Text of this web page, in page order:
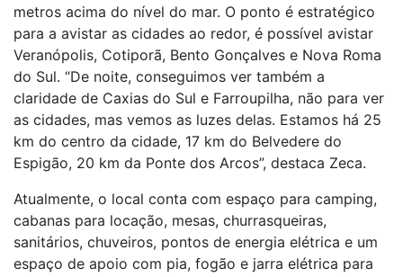
metros acima do nível do mar. O ponto é estratégico
para a avistar as cidades ao redor, é possível avistar
Veranópolis, Cotiporã, Bento Gonçalves e Nova Roma
do Sul. “De noite, conseguimos ver também a
claridade de Caxias do Sul e Farroupilha, não para ver
as cidades, mas vemos as luzes delas. Estamos há 25
km do centro da cidade, 17 km do Belvedere do
Espigão, 20 km da Ponte dos Arcos”, destaca Zeca.
Atualmente, o local conta com espaço para camping,
cabanas para locação, mesas, churrasqueiras,
sanitários, chuveiros, pontos de energia elétrica e um
espaço de apoio com pia, fogão e jarra elétrica para